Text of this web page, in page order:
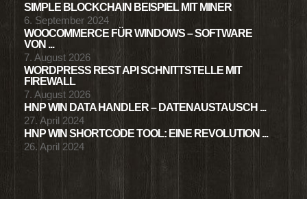
SIMPLE BLOCKCHAIN BEISPIEL MIT MINER
6. September 2024
WOOCOMMERCE FÜR WINDOWS – SOFTWARE
VON ...
7. August 2026
WORDPRESS REST API SCHNITTSTELLE MIT
FIREWALL
7. August 2026
HNP WIN DATA HANDLER – DATENAUSTAUSCH ...
27. April 2024
HNP WIN SHORTCODE TOOL: EINE REVOLUTION ...
26. April 2024